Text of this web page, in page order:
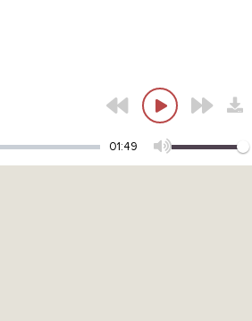
01:49